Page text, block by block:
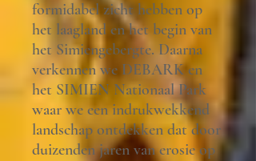
formidabel zicht hebben op
het laagland en het begin van
het Simiengebergte. Daarna
verkennen we DEBARK en
het SIMIEN Nationaal Park
waar we een indrukwekkend
landschap ontdekken dat door
duizenden jaren van erosie op